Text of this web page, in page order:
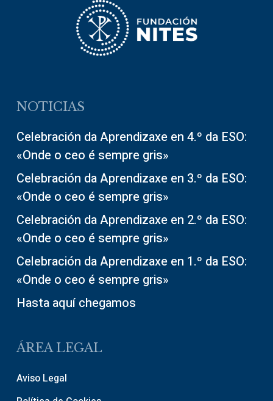
NOTICIAS
Celebración da Aprendizaxe en 4.º da ESO:
«Onde o ceo é sempre gris»
Celebración da Aprendizaxe en 3.º da ESO:
«Onde o ceo é sempre gris»
Celebración da Aprendizaxe en 2.º da ESO:
«Onde o ceo é sempre gris»
Celebración da Aprendizaxe en 1.º da ESO:
«Onde o ceo é sempre gris»
Hasta aquí chegamos
ÁREA LEGAL
Aviso Legal